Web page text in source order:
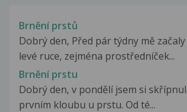
Brnění prstů
Dobrý den, Před pár týdny mě
levé ruce, zejména prostředníček...
Brnění prstu
Dobrý den, v pondělí jsem si
prvním kloubu u prstu. Od té...